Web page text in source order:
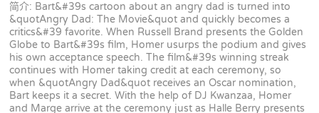
简介: Bart&#39s cartoon about an angry dad is turned into
&quotAngry Dad: The Movie&quot and quickly becomes a
critics&#39 favorite. When Russell Brand presents the Golden
Globe to Bart&#39s film, Homer usurps the podium and gives
his own acceptance speech. The film&#39s winning streak
continues with Homer taking credit at each ceremony, so
when &quotAngry Dad&quot receives an Oscar nomination,
Bart keeps it a secret. With the help of DJ Kwanzaa, Homer
and Marge arrive at the ceremony just as Halle Berry presents